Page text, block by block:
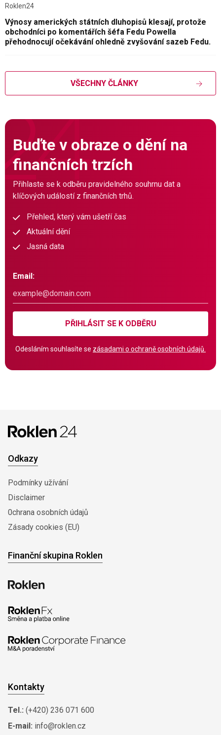
Roklen24
Výnosy amerických státních dluhopisů klesají, protože
obchodníci po komentářích šéfa Fedu Powella
přehodnocují očekávání ohledně zvyšování sazeb Fedu.
VŠECHNY ČLÁNKY
Buďte v obraze o dění na
finančních trzích
Přihlaste se k odběru pravidelného souhrnu dat a
klíčových událostí z finančních trhů.
Přehled, který vám ušetří čas
Aktuální dění
Jasná data
Email:
PŘIHLÁSIT SE K ODBĚRU
Odesláním souhlasíte se zásadami o ochraně osobních údajů.
Odkazy
Podmínky užívání
Disclaimer
0chrana osobních údajů
Zásady cookies (EU)
Finanční skupina Roklen
Kontakty
Tel.: (+420) 236 071 600
E-mail: info@roklen.cz